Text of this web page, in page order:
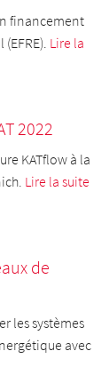
financement
Lire la
2022
KATflow à la
Lire la suite
de
les systèmes
avec